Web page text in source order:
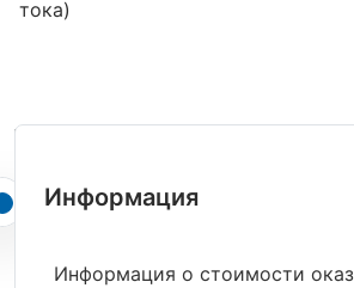
тока)
Информация
Информация о стоимости